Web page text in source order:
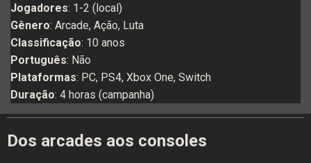
Jogadores: 1-2 (local)
Gênero: Arcade, Ação, Luta
Classificação: 10 anos
Português: Não
Plataformas: PC, PS4, Xbox One, Switch
Duração: 4 horas (campanha)
Dos arcades aos consoles